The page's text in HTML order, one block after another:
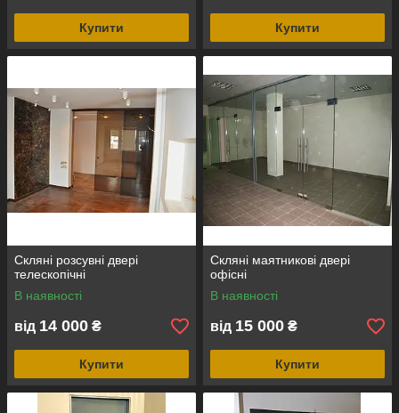
Купити Купити
Скляні розсувні двері
телескопічні
В наявності
від 14 000 ₴
Купити
Скляні маятникові двері
офісні
В наявності
від 15 000 ₴
Купити